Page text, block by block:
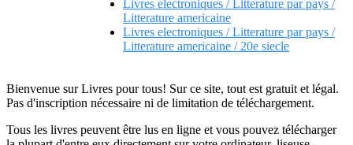
Livres electroniques / Litterature par pays /
Litterature americaine
Livres electroniques / Litterature par pays /
Litterature americaine / 20e siecle
Bienvenue sur Livres pour tous! Sur ce site, tout est gratuit et légal.
Pas d'inscription nécessaire ni de limitation de téléchargement.
Tous les livres peuvent être lus en ligne et vous pouvez télécharger